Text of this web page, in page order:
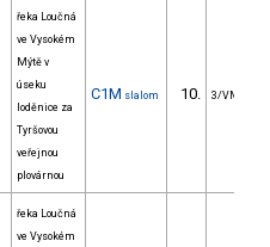
řeka Loučná
ve Vysokém
Mýtě v
úseku
loděnice za
Tyršovou
veřejnou
plovárnou
C1M slalom 10. 3/VM
řeka Loučná
ve Vysokém